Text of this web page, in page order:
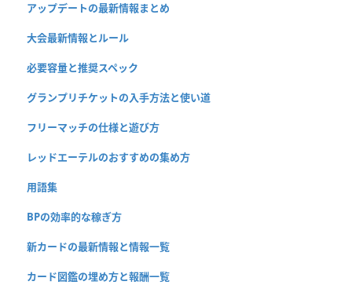
アップデートの最新情報まとめ
大会最新情報とルール
必要容量と推奨スペック
グランプリチケットの入手方法と使い道
フリーマッチの仕様と遊び方
レッドエーテルのおすすめの集め方
用語集
BPの効率的な稼ぎ方
新カードの最新情報と情報一覧
カード図鑑の埋め方と報酬一覧